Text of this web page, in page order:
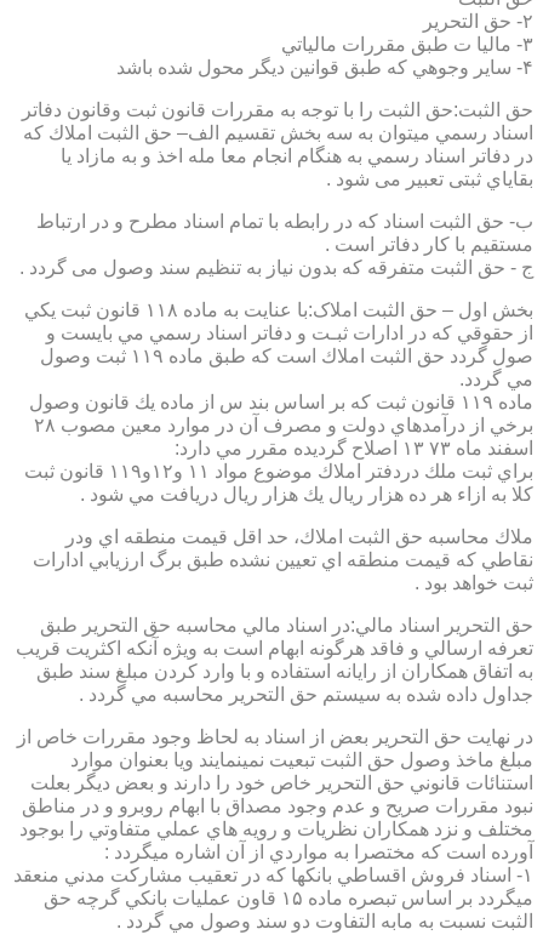
۲- حق التحرير
۳- ماليا ت طبق مقررات مالياتي
۴- ساير وجوهي كه طبق قوانين ديگر محول شده باشد
حق الثبت:حق الثبت را با توجه به مقررات قانون ثبت وقانون دفاتر
اسناد رسمي ميتوان به سه بخش تقسيم الف– حق الثبت املاك كه
در دفاتر اسناد رسمي به هنگام انجام معا مله اخذ و به مازاد يا
بقاياي ثبتی تعبیر می شود .
ب- حق الثبت اسناد كه در رابطه با تمام اسناد مطرح و در ارتباط
مستقيم با كار دفاتر است .
ج - حق الثبت متفرقه كه بدون نياز به تنظیم سند وصول می گردد .
بخش اول – حق الثبت املاک:با عنايت به ماده ۱۱۸ قانون ثبت يكي
از حقوقي كه در ادارات ثبـت و دفاتر اسناد رسمي مي بايست و
صول گردد حق الثبت املاك است كه طبق ماده ۱۱۹ ثبت وصول
مي گردد.
ماده ۱۱۹ قانون ثبت كه بر اساس بند س از ماده يك قانون وصول
برخي از درآمدهاي دولت و مصرف آن در موارد معين مصوب ۲۸
اسفند ماه ۷۳ ۱۳ اصلاح گرديده مقرر مي دارد:
براي ثبت ملك دردفتر املاك موضوع مواد ۱۱ و۱۲و۱۱۹ قانون ثبت
كلا به ازاء هر ده هزار ريال يك هزار ريال دريافت مي شود .
ملاك محاسبه حق الثبت املاك، حد اقل قيمت منطقه اي ودر
نقاطي كه قيمت منطقه اي تعيين نشده طبق برگ ارزيابي ادارات
ثبت خواهد بود .
حق التحرير اسناد مالي:در اسناد مالي محاسبه حق التحرير طبق
تعرفه ارسالي و فاقد هرگونه ابهام است به ويژه آنكه اكثريت قريب
به اتفاق همكاران از رايانه استفاده و با وارد كردن مبلغ سند طبق
جداول داده شده به سيستم حق التحرير محاسبه مي گردد .
در نهايت حق التحرير بعض از اسناد به لحاظ وجود مقررات خاص از
مبلغ ماخذ وصول حق الثبت تبعيت نمينمايند ويا بعنوان موارد
استنائات قانوني حق التحرير خاص خود را دارند و بعض ديگر بعلت
نبود مقررات صريح و عدم وجود مصداق با ابهام روبرو و در مناطق
مختلف و نزد همكاران نظريات و رويه هاي عملي متفاوتي را بوجود
آورده است كه مختصرا به مواردي از آن اشاره ميگردد :
۱- اسناد فروش اقساطي بانكها كه در تعقيب مشاركت مدني منعقد
ميگردد بر اساس تبصره ماده ۱۵ قاون عمليات بانكي گرچه حق
الثبت نسبت به مابه التفاوت دو سند وصول مي گردد .